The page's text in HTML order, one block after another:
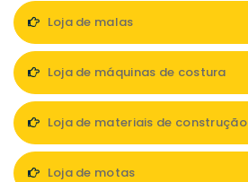
Loja de malas
Loja de máquinas de costura
Loja de materiais de construção
Loja de motas